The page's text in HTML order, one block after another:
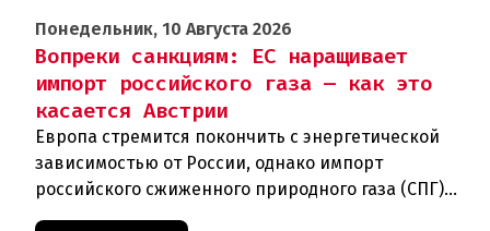
Понедельник, 10 Августа 2026
Вопреки санкциям: ЕС наращивает
импорт российского газа — как это
касается Австрии
Европа стремится покончить с энергетической
зависимостью от России, однако импорт
российского сжиженного природного газа (СПГ)